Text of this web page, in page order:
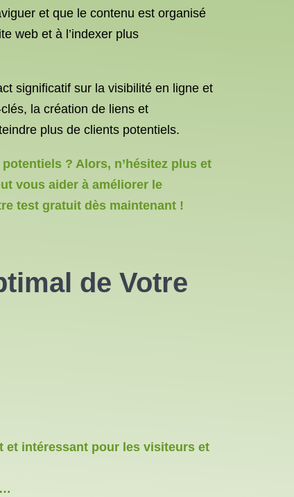
et que le contenu est organisé
web et à l’indexer plus
significatif sur la visibilité en ligne et
la création de liens et
plus de clients potentiels.
? Alors, n’hésitez plus et
vous aider à améliorer le
test gratuit dès maintenant !
de Votre
et intéressant pour les visiteurs et